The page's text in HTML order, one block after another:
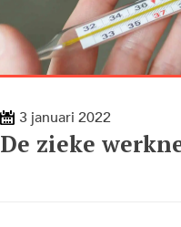
3 januari 2022
De zieke